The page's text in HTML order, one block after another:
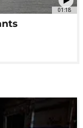
01:18